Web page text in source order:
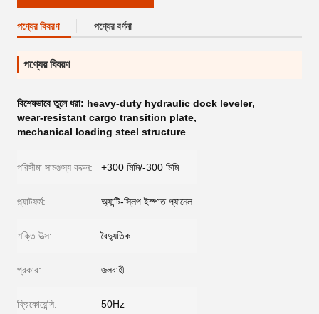
পণ্যের বিবরণ পণ্যের বর্ণনা
পণ্যের বিবরণ
বিশেষভাবে তুলে ধরা: heavy-duty hydraulic dock leveler,
wear-resistant cargo transition plate,
mechanical loading steel structure
পরিসীমা সামঞ্জস্য করুন: +300 মিমি/-300 মিমি
প্ল্যাটফর্ম: অ্যান্টি-স্লিপ ইস্পাত প্যানেল
শক্তি উত্স: বৈদ্যুতিক
প্রকার: জলবাহী
ফ্রিকোয়েন্সি: 50Hz